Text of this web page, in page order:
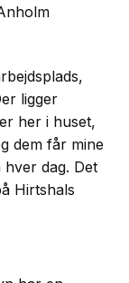
ligger
her i huset,
dem får mine
dag. Det
Hirtshals